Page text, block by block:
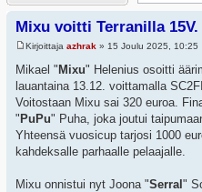
Mixu voitti Terranilla
Kirjoittaja azhrak » 15 Joulu 2025, 10:25
Mikael "Mixu" Helenius osoitti
lauantaina 13.12. voittamalla
Voitostaan Mixu sai 320 euroa.
"PuPu" Puha, joka joutui
Yhteensä vuosicup tarjosi 1000
kahdeksalle parhaalle pelaajalle.
Mixu onnistui nyt Joona "Serral"